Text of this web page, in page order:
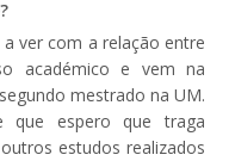
ver com a relação entre
académico e vem na
mestrado na UM.
espero que traga
estudos realizados